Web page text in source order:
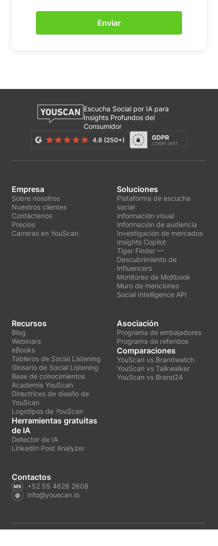
Escucha Social por IA para
Insights Profundos del
Consumidor
Empresa
Sobre nosotros
Nuestros clientes
Contáctenos
Precios
Carreras en YouScan
Soluciones
Plataforma de escucha
social
Información visual
Información de audiencia
Investigación de mercados
Insights Copilot
Tiger Finder —
Descubrimiento de
Influencers
Monitoreo de Moltbook
Muro de menciones
Social Intelligence API
Recursos
Blog
Webinars
eBooks
Tableros de Social Listening
Glosario de Social Listening
Base de conocimientos
Academia YouScan
Directrices de diseño de
YouScan
Logotipos de YouScan
Herramientas gratuitas
de IA
Detector de IA
LinkedIn Post Analyzer
Asociación
Programa de embajadores
Programa de referidos
Comparaciones
YouScan vs Brandwatch
YouScan vs Talkwalker
YouScan vs Brand24
Contactos
+52 55 4628 2608
info@youscan.io